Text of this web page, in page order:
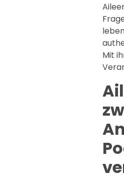
Mit